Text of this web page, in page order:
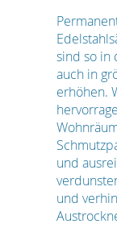
sind so in
auch in
erhöhen.
und
und